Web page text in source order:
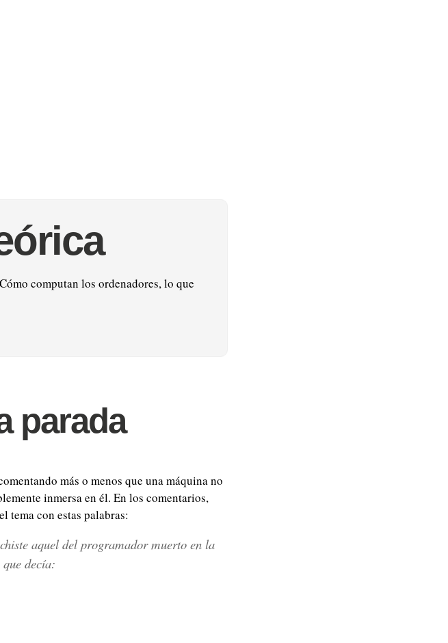
computan los ordenadores, lo que
parada
más o menos que una máquina no
inmersa en él. En los comentarios,
tema con estas palabras:
aquel del programador muerto en la
decía: